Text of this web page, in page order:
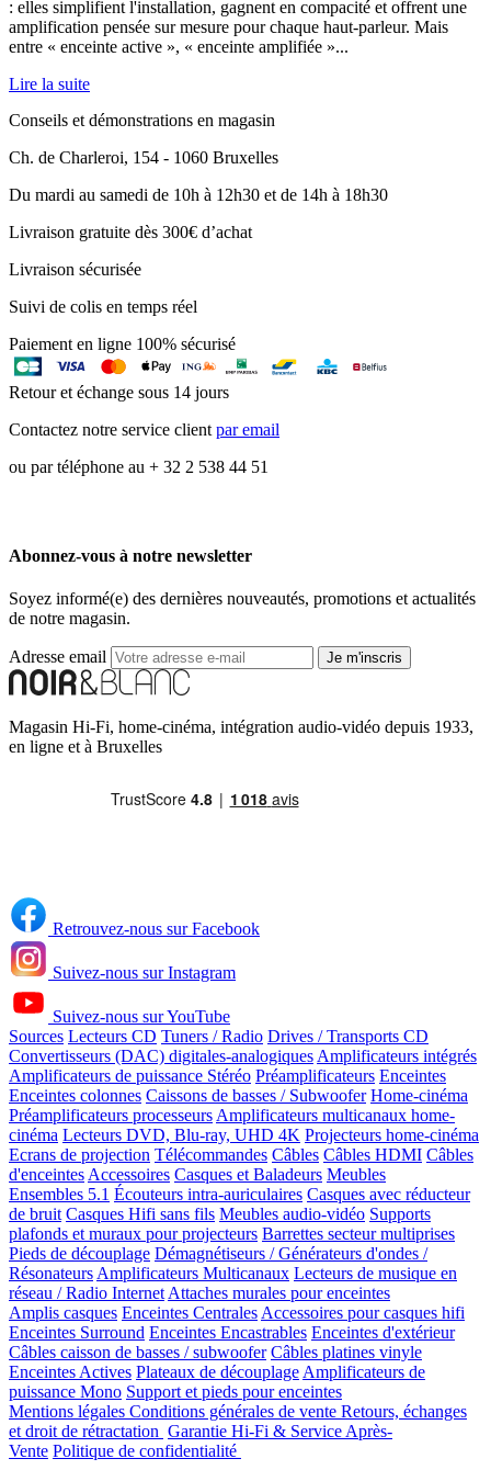
: elles simplifient l'installation, gagnent en compacité et offrent une
amplification pensée sur mesure pour chaque haut-parleur. Mais
entre « enceinte active », « enceinte amplifiée »...
Lire la suite
Conseils et démonstrations en magasin
Ch. de Charleroi, 154 - 1060 Bruxelles
Du mardi au samedi de 10h à 12h30 et de 14h à 18h30
Livraison gratuite dès 300€ d’achat
Livraison sécurisée
Suivi de colis en temps réel
Paiement en ligne 100% sécurisé
Retour et échange sous 14 jours
Contactez notre service clientpar email
ou par téléphone au + 32 2 538 44 51
Abonnez-vous à notre newsletter
Soyez informé(e) des dernières nouveautés, promotions et actualités
de notre magasin.
Adresse email Je m'inscris
Magasin Hi-Fi, home-cinéma, intégration audio-vidéo depuis 1933,
en ligne et à Bruxelles
Retrouvez-nous sur Facebook
Suivez-nous sur Instagram
Suivez-nous sur YouTube
Sources Lecteurs CD Tuners / Radio Drives / Transports CD
Convertisseurs (DAC) digitales-analogiques Amplificateurs intégrés
Amplificateurs de puissance Stéréo Préamplificateurs Enceintes
Enceintes colonnes Caissons de basses / Subwoofer Home-cinéma
Préamplificateurs processeurs Amplificateurs multicanaux home-
cinéma Lecteurs DVD, Blu-ray, UHD 4K Projecteurs home-cinéma
Ecrans de projection Télécommandes Câbles Câbles HDMI Câbles
d'enceintes Accessoires Casques et Baladeurs Meubles
Ensembles 5.1 Écouteurs intra-auriculaires Casques avec réducteur
de bruit Casques Hifi sans fils Meubles audio-vidéo Supports
plafonds et muraux pour projecteurs Barrettes secteur multiprises
Pieds de découplage Démagnétiseurs / Générateurs d'ondes /
Résonateurs Amplificateurs Multicanaux Lecteurs de musique en
réseau / Radio Internet Attaches murales pour enceintes
Amplis casques Enceintes Centrales Accessoires pour casques hifi
Enceintes Surround Enceintes Encastrables Enceintes d'extérieur
Câbles caisson de basses / subwoofer Câbles platines vinyle
Enceintes Actives Plateaux de découplage Amplificateurs de
puissance Mono Support et pieds pour enceintes
Mentions légales Conditions générales de vente Retours, échanges
et droit de rétractation Garantie Hi-Fi & Service Après-
Vente Politique de confidentialité